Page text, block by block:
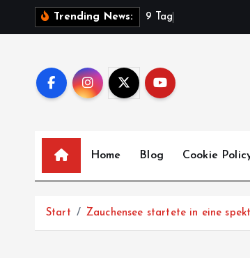
Trending News: 9 ag
Home Blog Cookie
Start Zauchensee startete in eine